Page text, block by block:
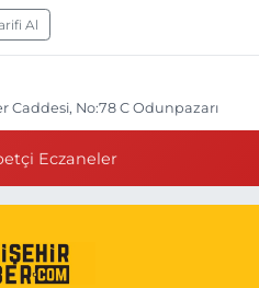
Al
No:78 C Odunpazarı
Al
No:107 C Odunpazarı Eskişehir
Al
Eczaneler